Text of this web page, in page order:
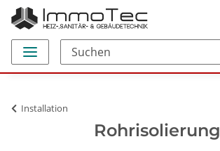
Installation
Rohrisolierung